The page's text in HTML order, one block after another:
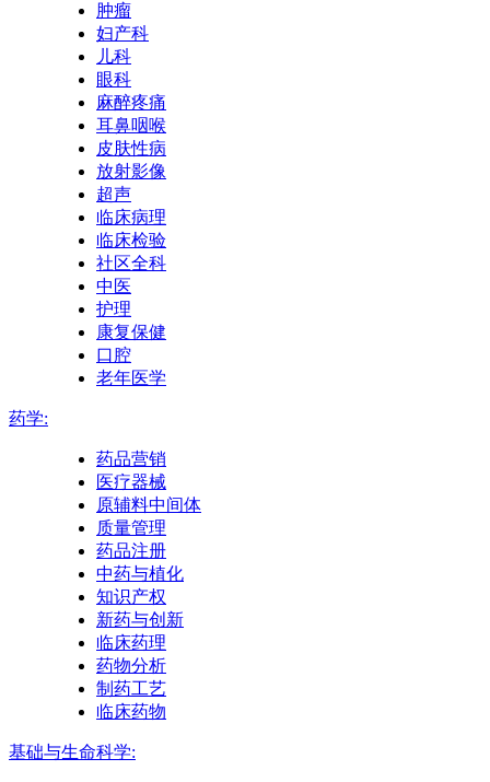
肿瘤
妇产科
儿科
眼科
麻醉疼痛
耳鼻咽喉
皮肤性病
放射影像
超声
临床病理
临床检验
社区全科
中医
护理
康复保健
口腔
老年医学
药学:
药品营销
医疗器械
原辅料中间体
质量管理
药品注册
中药与植化
知识产权
新药与创新
临床药理
药物分析
制药工艺
临床药物
基础与生命科学: